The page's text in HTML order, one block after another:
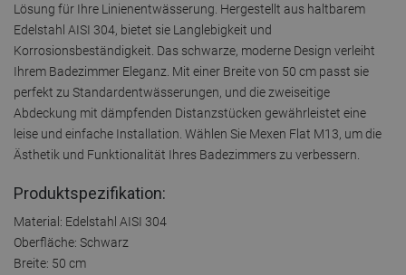
Lösung für Ihre Linienentwässerung. Hergestellt aus haltbarem
Edelstahl AISI 304, bietet sie Langlebigkeit und
Korrosionsbeständigkeit. Das schwarze, moderne Design verleiht
Ihrem Badezimmer Eleganz. Mit einer Breite von 50 cm passt sie
perfekt zu Standardentwässerungen, und die zweiseitige
Abdeckung mit dämpfenden Distanzstücken gewährleistet eine
leise und einfache Installation. Wählen Sie Mexen Flat M13, um die
Ästhetik und Funktionalität Ihres Badezimmers zu verbessern.
Produktspezifikation:
Material: Edelstahl AISI 304
Oberfläche: Schwarz
Breite: 50 cm